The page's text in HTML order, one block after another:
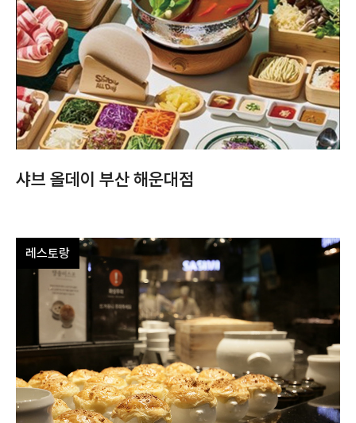
샤브 올데이 부산 해운대점
레스토랑